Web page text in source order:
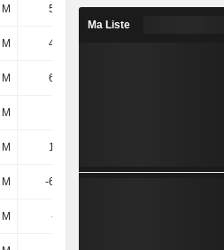
51,4 M -185 M 16,1 M
41,8 M
65,7 M
17,7 M
-66,4 M
-3,6 M
Ma Liste